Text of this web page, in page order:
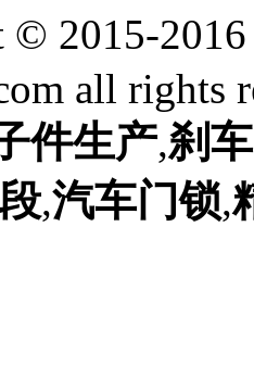
2015-
all rights
件生产,刹
,汽车门锁,